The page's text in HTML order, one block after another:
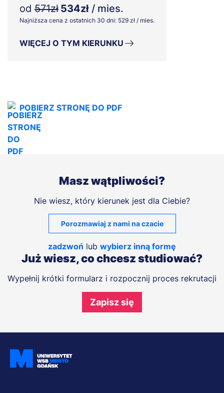
od 571zł 534zł / mies.
Najniższa cena z ostatnich 30 dni: 529 zł / mies.
WIĘCEJ O TYM KIERUNKU
POBIERZ STRONĘ DO PDF
Masz wątpliwości?
Nie wiesz, który kierunek jest dla Ciebie?
Porozmawiaj z nami na czacie
zadzwoń lub wybierz inną formę
Już wiesz, co chcesz studiować?
Wypełnij krótki formularz i rozpocznij proces rekrutacji
Zapisz się